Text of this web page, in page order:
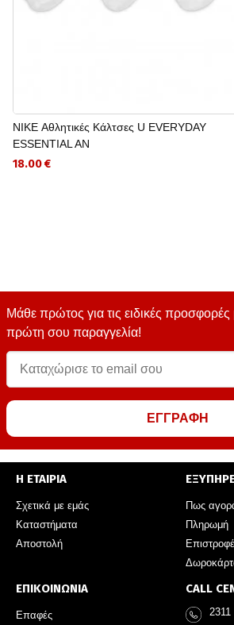
NIKE Αθλητικές Κάλτσες U EVERYDAY
ESSENTIAL AN
18.00 €
Μάθε πρώτος για τις ειδικές
πρώτη σου παραγγελία!
ΕΓΓΡΑΦΗ
Η ΕΤΑΙΡΙΑ
Σχετικά με εμάς
Καταστήματα
Αποστολή
Πως
Πληρωμή
ΕΠΙΚΟΙΝΩΝΙΑ
Επαφές
CALL
2311